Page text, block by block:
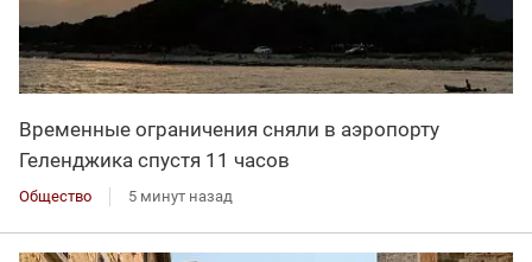
Временные ограничения сняли в аэропорту
Геленджика спустя 11 часов
Общество 5 минут назад